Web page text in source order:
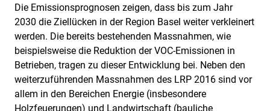
Die Emissionsprognosen zeigen, dass bis zum Jahr
2030 die Ziellücken in der Region Basel weiter verkleinert
werden. Die bereits bestehenden Massnahmen, wie
beispielsweise die Reduktion der VOC-Emissionen in
Betrieben, tragen zu dieser Entwicklung bei. Neben den
weiterzuführenden Massnahmen des LRP 2016 sind vor
allem in den Bereichen Energie (insbesondere
Holzfeuerungen) und Landwirtschaft (bauliche